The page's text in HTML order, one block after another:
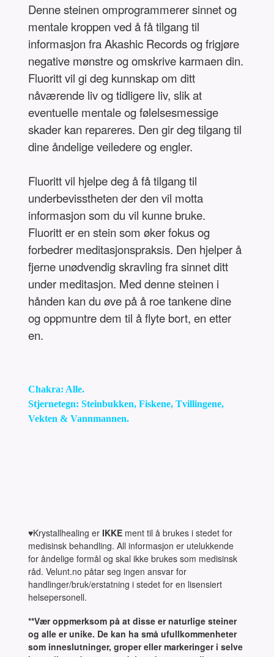
Denne steinen omprogrammerer sinnet og
mentale kroppen ved å få tilgang til
informasjon fra Akashic Records og frigjøre
negative mønstre og omskrive karmaen din.
Fluoritt vil gi deg kunnskap om ditt
nåværende liv og tidligere liv, slik at
eventuelle mentale og følelsesmessige
skader kan repareres. Den gir deg tilgang til
dine åndelige veiledere og engler.
Fluoritt vil hjelpe deg å få tilgang til
underbevisstheten der den vil motta
informasjon som du vil kunne bruke.
Fluoritt er en stein som øker fokus og
forbedrer meditasjonspraksis. Den hjelper å
fjerne unødvendig skravling fra sinnet ditt
under meditasjon. Med denne steinen i
hånden kan du øve på å roe tankene dine
og oppmuntre dem til å flyte bort, en etter
en.
Chakra: Alle.
Stjernetegn: Steinbukken, Fiskene, Tvillingene,
Vekten & Vannmannen.
♥Krystallhealing erIKKE ment til å brukes i stedet for
medisinsk behandling. All informasjon er utelukkende
for åndelige formål og skal ikke brukes som medisinsk
råd. Velunt.no påtar seg ingen ansvar for
handlinger/bruk/erstatning i stedet for en lisensiert
helsepersonell.
**Vær oppmerksom på at disse er naturlige steiner
og alle er unike. De kan ha små ufullkommenheter
som inneslutninger, groper eller markeringer i selve